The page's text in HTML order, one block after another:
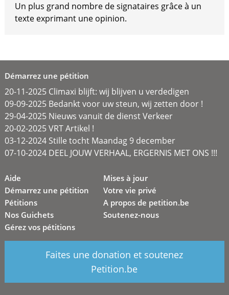
Un plus grand nombre de signataires grâce à un
texte exprimant une opinion.
Démarrez une pétition
20-11-2025 Climaxi blijft: wij blijven u verdedigen
09-09-2025 Bedankt voor uw steun, wij zetten door !
29-04-2025 Nieuws vanuit de dienst Verkeer
20-02-2025 VRT Artikel !
03-12-2024 Stille tocht Maandag 9 december
07-10-2024 DEEL JOUW VERHAAL, ERGERNIS MET ONS !!!
Aide
Démarrez une pétition
Pétitions
Nos Guichets
Gérez vos pétitions
Mises à jour
Votre vie privé
A propos de petition.be
Soutenez-nous
Faites une donation et soutenez
Petition.be